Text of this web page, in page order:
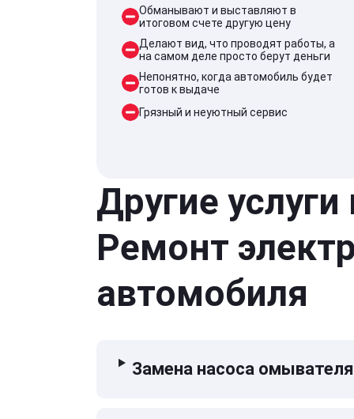
Обманывают и выставляют в
итоговом счете другую цену
Делают вид, что проводят работы, а
на самом деле просто берут деньги
Непонятно, когда автомобиль будет
готов к выдаче
Грязный и неуютный сервис
Другие
Ремонт
автомобиля
Замена насоса омывателя